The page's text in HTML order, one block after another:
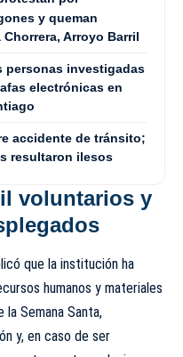
y queman
Arroyo Barril
personas investigadas
electrónicas en
accidente de tránsito;
resultaron ilesos
voluntarios y
que la institución ha
humanos y materiales
la Semana Santa,
y, en caso de ser